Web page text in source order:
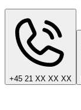
+45 21 XX XX XX